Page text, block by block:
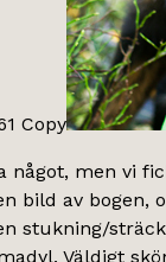
men vi
bild av bogen,
stukning/
Väldigt